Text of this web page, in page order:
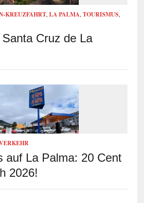
KREUZFAHRT,LA PALMA,TOURISMUS,
Cruz de La
auf La Palma: 20 Cent
2026!